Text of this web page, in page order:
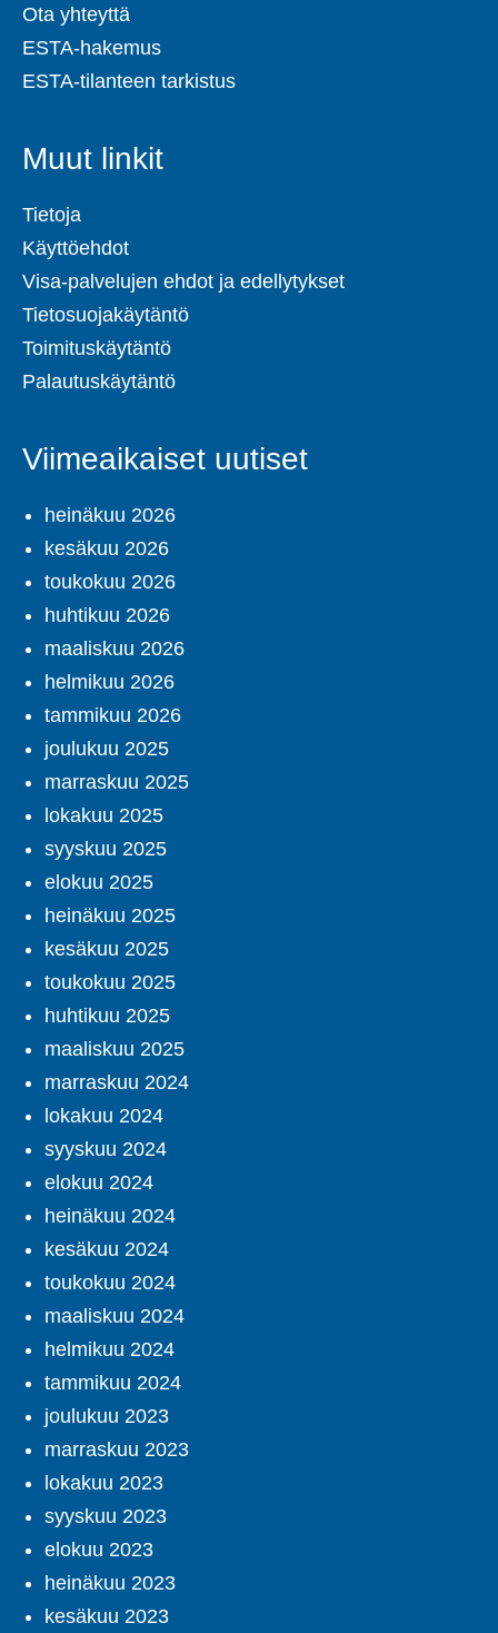
Ota yhteyttä
ESTA-hakemus
ESTA-tilanteen tarkistus
Muut linkit
Tietoja
Käyttöehdot
Visa-palvelujen ehdot ja edellytykset
Tietosuojakäytäntö
Toimituskäytäntö
Palautuskäytäntö
Viimeaikaiset uutiset
heinäkuu 2026
kesäkuu 2026
toukokuu 2026
huhtikuu 2026
maaliskuu 2026
helmikuu 2026
tammikuu 2026
joulukuu 2025
marraskuu 2025
lokakuu 2025
syyskuu 2025
elokuu 2025
heinäkuu 2025
kesäkuu 2025
toukokuu 2025
huhtikuu 2025
maaliskuu 2025
marraskuu 2024
lokakuu 2024
syyskuu 2024
elokuu 2024
heinäkuu 2024
kesäkuu 2024
toukokuu 2024
maaliskuu 2024
helmikuu 2024
tammikuu 2024
joulukuu 2023
marraskuu 2023
lokakuu 2023
syyskuu 2023
elokuu 2023
heinäkuu 2023
kesäkuu 2023